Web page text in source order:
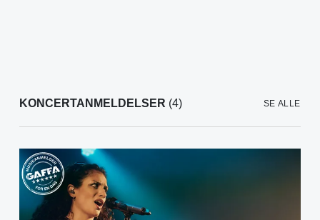
KONCERTANMELDELSER (4) SE ALLE